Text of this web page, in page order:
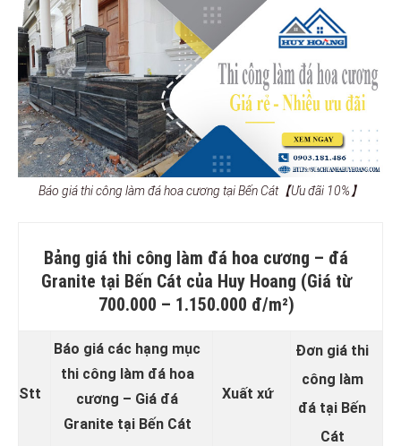
Báo giá thi công làm đá hoa cương tại Bến Cát【Ưu đãi 10%】
Bảng giá thi công làm đá hoa cương – đá
Granite tại Bến Cát của Huy Hoang (Giá từ
700.000 – 1.150.000 đ/m²)
Stt
Báo giá các hạng mục
thi công làm đá hoa
cương – Giá đá
Granite tại Bến Cát
Xuất xứ
Đơn giá thi
công làm
đá tại Bến
Cát